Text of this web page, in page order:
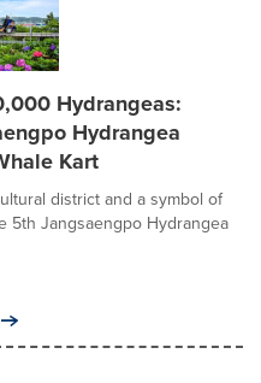
Hydrangeas:
Hydrangea
Kart
district and a symbol of
5th Jangsaengpo Hydrangea